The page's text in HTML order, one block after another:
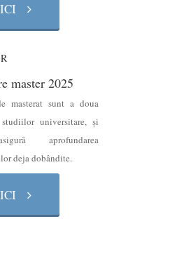
master 2025
masterat sunt a doua
universitare, şi
aprofundarea
deja dobândite.